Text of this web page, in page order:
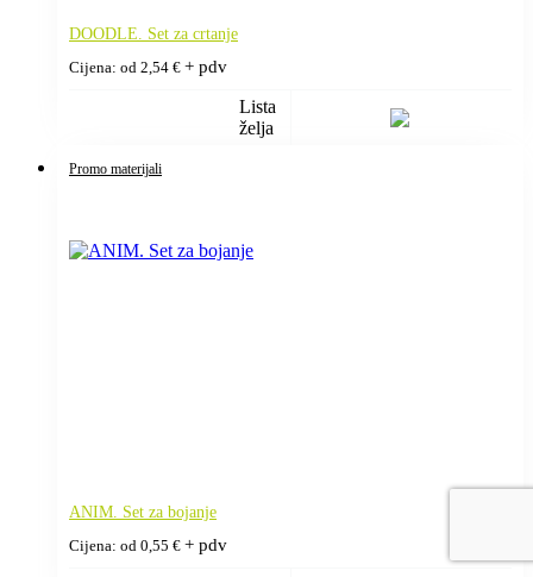
DOODLE. Set za crtanje
Cijena: od 2,54 € + pdv
Lista
želja
Promo materijali
ANIM. Set za bojanje
Cijena: od 0,55 € + pdv